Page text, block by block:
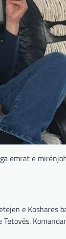
emrat e
e Koshares